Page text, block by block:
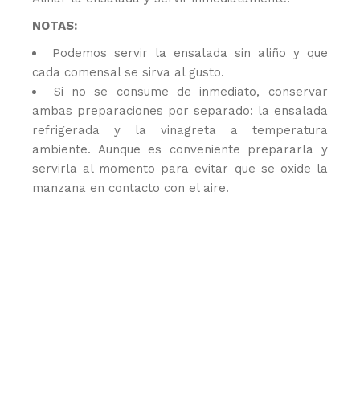
NOTAS:
Podemos servir la ensalada sin aliño y que
cada comensal se sirva al gusto.
Si no se consume de inmediato, conservar
ambas preparaciones por separado: la ensalada
refrigerada y la vinagreta a temperatura
ambiente. Aunque es conveniente prepararla y
servirla al momento para evitar que se oxide la
manzana en contacto con el aire.